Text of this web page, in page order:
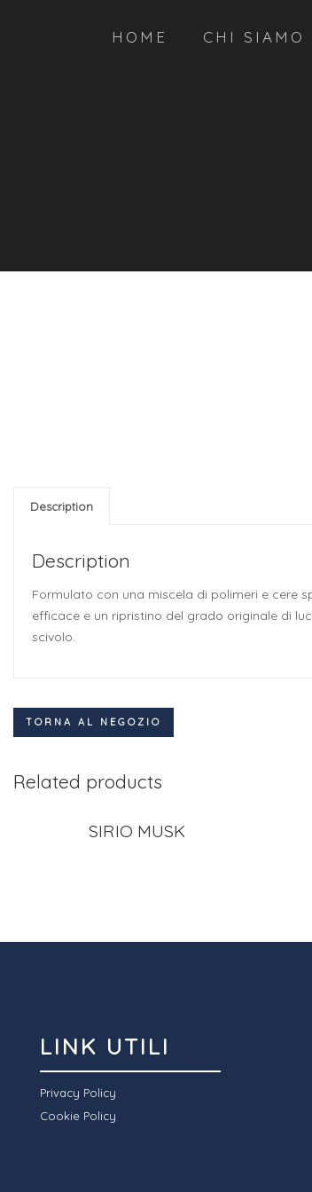
HOME CHI SIAMO
Description
Description
Formulato con una miscela di polimeri e cere
efficace e un ripristino del grado originale di
scivolo.
TORNA AL NEGOZIO
Related products
SIRIO MUSK
LINK UTILI
Privacy Policy
Cookie Policy